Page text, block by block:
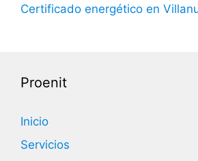
Certificado energético en
Proenit
Inicio
Servicios